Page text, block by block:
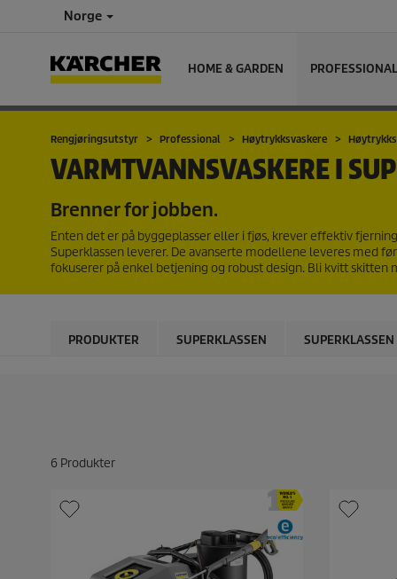
Norge
HOME & GARDEN PROFESSIONAL
Rengjøringsutstyr Professional Høytrykksvaskere
VARMTVANNSVASKERE I
Brenner for jobben.
Enten det er på byggeplasser eller i fjøs, krever effektiv
Superklassen leverer. De avanserte modellene leveres med
fokuserer på enkel betjening og robust design. Bli kvitt
PRODUKTER SUPERKLASSEN SUPERKLASSEN
6 Produkter